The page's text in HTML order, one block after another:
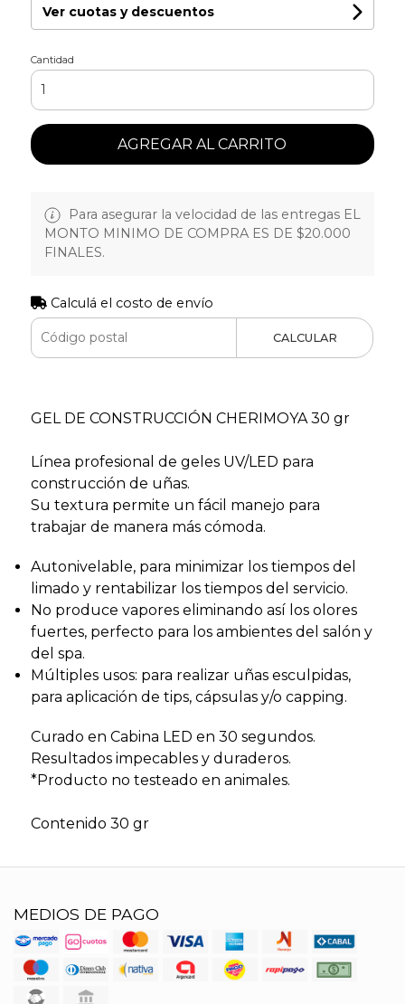
Ver cuotas y descuentos
Cantidad
AGREGAR AL CARRITO
Para asegurar la velocidad de las entregas EL
MONTO MINIMO DE COMPRA ES DE $20.000
FINALES.
Calculá el costo de envío
CALCULAR
GEL DE CONSTRUCCIÓN CHERIMOYA 30 gr
Línea profesional de geles UV/LED para
construcción de uñas.
Su textura permite un fácil manejo para
trabajar de manera más cómoda.
Autonivelable, para minimizar los tiempos del
limado y rentabilizar los tiempos del servicio.
No produce vapores eliminando así los olores
fuertes, perfecto para los ambientes del salón y
del spa.
Múltiples usos: para realizar uñas esculpidas,
para aplicación de tips, cápsulas y/o capping.
Curado en Cabina LED en 30 segundos.
Resultados impecables y duraderos.
*Producto no testeado en animales.
Contenido 30 gr
MEDIOS DE PAGO